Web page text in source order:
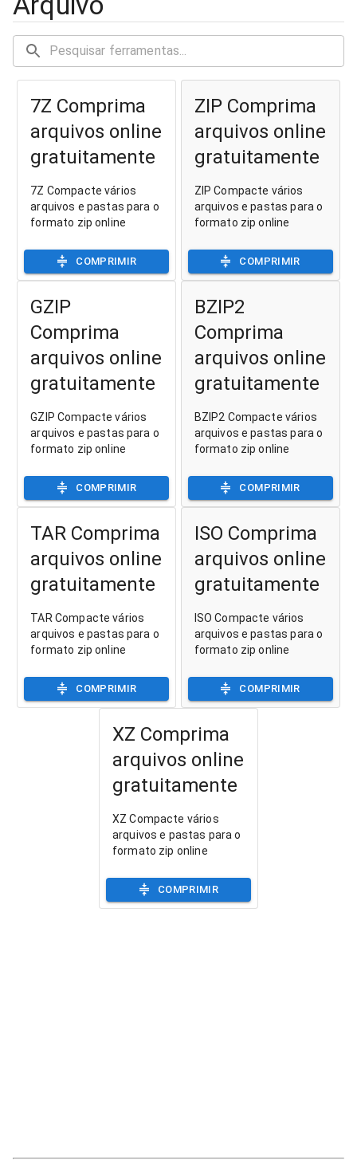
7Z Comprima
arquivos online
gratuitamente
7Z Compacte vários
arquivos e pastas para o
formato zip online
COMPRIMIR
ZIP Comprima
arquivos online
gratuitamente
ZIP Compacte vários
arquivos e pastas para o
formato zip online
COMPRIMIR
GZIP
Comprima
arquivos online
gratuitamente
GZIP Compacte vários
arquivos e pastas para o
formato zip online
COMPRIMIR
BZIP2
Comprima
arquivos online
gratuitamente
BZIP2 Compacte vários
arquivos e pastas para o
formato zip online
COMPRIMIR
TAR Comprima
arquivos online
gratuitamente
TAR Compacte vários
arquivos e pastas para o
formato zip online
COMPRIMIR
ISO Comprima
arquivos online
gratuitamente
ISO Compacte vários
arquivos e pastas para o
formato zip online
COMPRIMIR
XZ Comprima
arquivos online
gratuitamente
XZ Compacte vários
arquivos e pastas para o
formato zip online
COMPRIMIR